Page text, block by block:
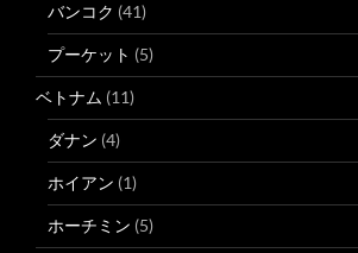
バンコク (41)
プーケット (5)
ベトナム (11)
ダナン (4)
ホイアン (1)
ホーチミン (5)